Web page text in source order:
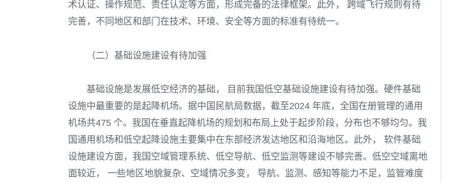
术认证、操作规范、责任认定等方面，形成完备的法律框架。此外， 跨域飞行规则有待
完善，不同地区和部门在技术、环境、安全等方面的标准有待统一。
（二）基础设施建设有待加强
基础设施是发展低空经济的基础， 目前我国低空基础设施建设有待加强。硬件基础
设施中最重要的是起降机场。据中国民航局数据，截至2024 年底，全国在册管理的通用
机场共475 个。我国在垂直起降机场的规划和布局上处于起步阶段，分布也不够均匀。我
国通用机场和低空起降设施主要集中在东部经济发达地区和沿海地区。此外， 软件基础
设施建设方面，我国空域管理系统、低空导航、低空监测等建设不够完善。低空空域离地
面较近， 一些地区地貌复杂、空域情况多变， 导航、监测、感知等能力不足，监管难度